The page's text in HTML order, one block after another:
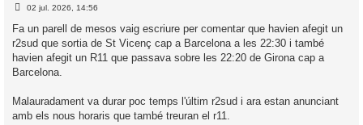
E
r
a
d
a
02 jul. 2026, 14:56
Fa un parell de mesos vaig escriure per comentar que havien afegit un
r2sud que sortia de St Vicenç cap a Barcelona a les 22:30 i també
havien afegit un R11 que passava sobre les 22:20 de Girona cap a
Barcelona.
Malauradament va durar poc temps l'últim r2sud i ara estan anunciant
amb els nous horaris que també treuran el r11.